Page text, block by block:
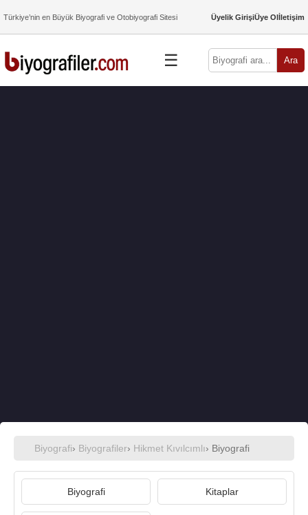
Türkiye’nin en Büyük Biyografi ve Otobiyografi Sitesi Üyelik GirişiÜye Olİletişim
☰ Ara
Biyografi› Biyografiler› Hikmet Kıvılcımlı› Biyografi
Biyografi Kitaplar